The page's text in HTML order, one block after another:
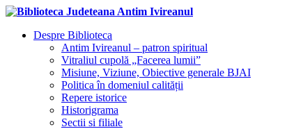
Despre Biblioteca
Antim Ivireanul – patron spiritual
Vitraliul cupolă „Facerea lumii”
Misiune, Viziune, Obiective generale BJAI
Politica în domeniul calității
Repere istorice
Historigrama
Sectii si filiale